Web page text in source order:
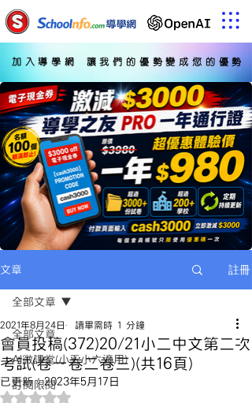
加入導學網 讓我們的優勢變成您的優勢
文章 註冊
全部文章
AI微課堂(小五小六適用)
訂閱限閱
全部文章
會員投稿(372)20/21小二中文第二次
考試(卷一卷二卷三)(共16頁)
2021年8月24日 讀畢需時 1 分鐘
已更新：2023年5月17日
評等為 NaN（最高為 5 顆星）。